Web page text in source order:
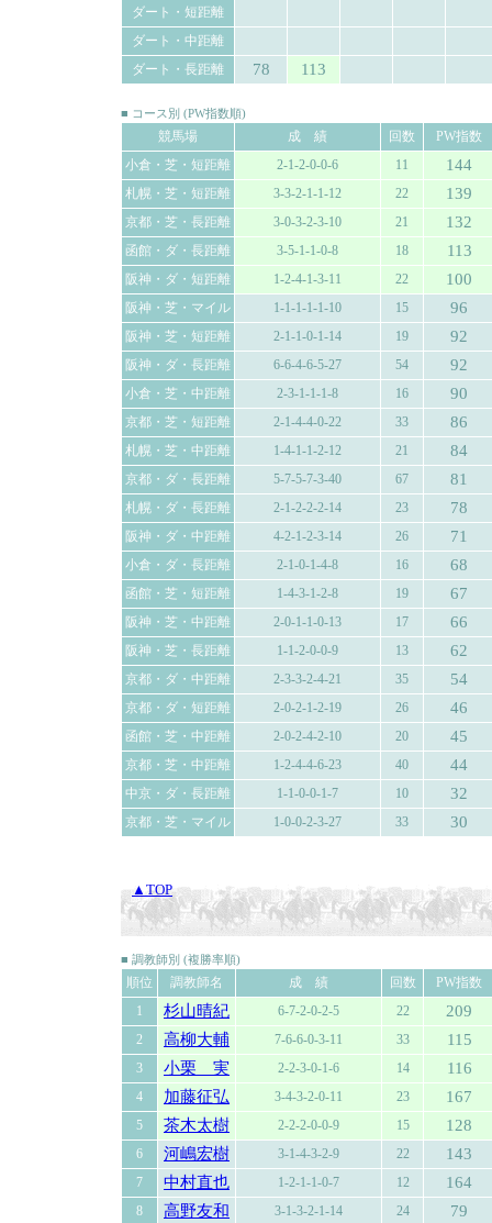
ダート・短距離
ダート・中距離
ダート・長距離
78 113
■ コース別 (PW指数順)
競馬場 成 績 回数
PW指数
小倉・芝・短距離
2-1-2-0-0-6 11 144
札幌・芝・短距離 3-3-2-1-1-12 22 139
京都・芝・長距離 3-0-3-2-3-10 21 132
函館・ダ・長距離 3-5-1-1-0-8 18 113
阪神・ダ・短距離 1-2-4-1-3-11 22 100
阪神・芝・マイル 1-1-1-1-1-10 15 96
阪神・芝・短距離 2-1-1-0-1-14 19 92
阪神・ダ・長距離 6-6-4-6-5-27 54 92
小倉・芝・中距離 2-3-1-1-1-8 16 90
京都・芝・短距離 2-1-4-4-0-22 33 86
札幌・芝・中距離 1-4-1-1-2-12 21 84
京都・ダ・長距離 5-7-5-7-3-40 67 81
札幌・ダ・長距離 2-1-2-2-2-14 23 78
阪神・ダ・中距離 4-2-1-2-3-14 26 71
小倉・ダ・長距離 2-1-0-1-4-8 16 68
函館・芝・短距離 1-4-3-1-2-8 19 67
阪神・芝・中距離 2-0-1-1-0-13 17 66
阪神・芝・長距離 1-1-2-0-0-9 13 62
京都・ダ・中距離 2-3-3-2-4-21 35 54
京都・ダ・短距離 2-0-2-1-2-19 26 46
函館・芝・中距離 2-0-2-4-2-10 20 45
京都・芝・中距離 1-2-4-4-6-23 40 44
中京・ダ・長距離 1-1-0-0-1-7 10 32
京都・芝・マイル 1-0-0-2-3-27 33 30
▲TOP
■ 調教師別 (複勝率順)
順位 調教師名 成 績 回数
PW指数
1
杉山晴紀 6-7-2-0-2-5 22 209
2 高柳大輔 7-6-6-0-3-11 33 115
3 小栗 実 2-2-3-0-1-6 14 116
4 加藤征弘 3-4-3-2-0-11 23 167
5 茶木太樹 2-2-2-0-0-9 15 128
6 河嶋宏樹 3-1-4-3-2-9 22 143
7 中村直也 1-2-1-1-0-7 12 164
8 高野友和 3-1-3-2-1-14 24 79